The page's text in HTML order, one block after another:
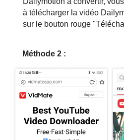
à télécharger la vidéo
sur le bouton rouge
Méthode 2 :